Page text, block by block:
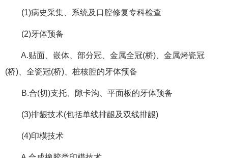
(1)病史采集、系统及口腔修复专科检查
(2)牙体预备
A.贴面、嵌体、部分冠、金属全冠(桥)、金属烤瓷冠
(桥)、全瓷冠(桥)、桩核腔的牙体预备
B.合(切)支托、隙卡沟、平面板的牙体预备
(3)排龈技术(包括单线排龈及双线排龈)
(4)印模技术